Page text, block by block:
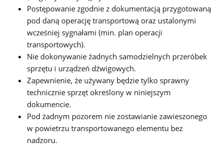
Postępowanie zgodnie z dokumentacją przygotowaną
pod daną operację transportową oraz ustalonymi
wcześniej sygnałami (min. plan operacji
transportowych).
Nie dokonywanie żadnych samodzielnych przeróbek
sprzętu i urządzeń dźwigowych.
Zapewnienie, że używany będzie tylko sprawny
technicznie sprzęt określony w niniejszym
dokumencie.
Pod żadnym pozorem nie zostawianie zawieszonego
w powietrzu transportowanego elementu bez
nadzoru.